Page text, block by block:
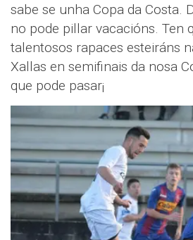
sabe se unha Copa da Costa.
no pode pillar vacacións. Ten
talentosos rapaces esteiráns
Xallas en semifinais da nosa
que pode pasar¡